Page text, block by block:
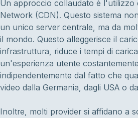
Un approccio collaudato è l'utilizzo
Network (CDN). Questo sistema
un unico server centrale, ma da
il mondo. Questo alleggerisce il
infrastruttura, riduce i tempi di
un'esperienza utente
indipendentemente dal fatto che
video dalla Germania, dagli USA o
Inoltre, molti provider si affidano a